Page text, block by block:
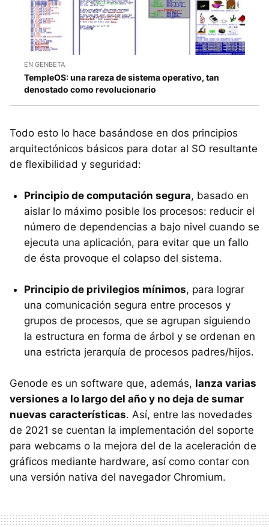
EN GENBETA
TempleOS: una rareza de sistema operativo, tan
denostado como revolucionario
Todo esto lo hace basándose en dos principios
arquitectónicos básicos para dotar al SO resultante
de flexibilidad y seguridad:
Principio de computación segura, basado en
aislar lo máximo posible los procesos: reducir el
número de dependencias a bajo nivel cuando se
ejecuta una aplicación, para evitar que un fallo
de ésta provoque el colapso del sistema.
Principio de privilegios mínimos, para lograr
una comunicación segura entre procesos y
grupos de procesos, que se agrupan siguiendo
la estructura en forma de árbol y se ordenan en
una estricta jerarquía de procesos padres/hijos.
Genode es un software que, además, lanza varias
versiones a lo largo del año y no deja de sumar
nuevas características. Así, entre las novedades
de 2021 se cuentan la implementación del soporte
para webcams o la mejora del de la aceleración de
gráficos mediante hardware, así como contar con
una versión nativa del navegador Chromium.